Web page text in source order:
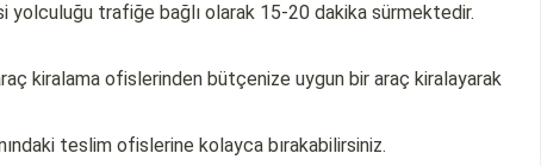
yolculuğu trafiğe bağlı olarak 15-20 dakika sürmektedir.
kiralama ofislerinden bütçenize uygun bir araç kiralayarak
teslim ofislerine kolayca bırakabilirsiniz.